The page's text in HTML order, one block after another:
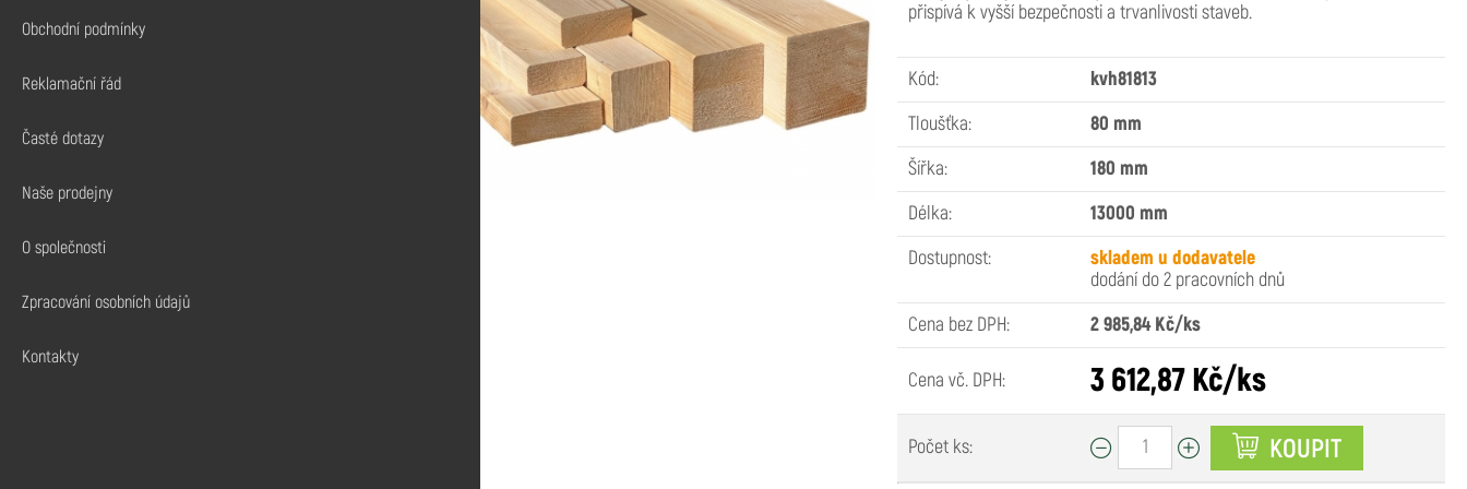
Palivo
Nátěry a impregnace
Dřevěné lišty
Lepidla a chemie
přispívá k vyšší bezpečnosti a trvanlivosti staveb.
Kód: kvh81813
Tloušťka: 80 mm
Šířka: 180 mm
Délka: 13000 mm
Dostupnost:
skladem u dodavatele
dodání do 2 pracovních dnů
Cena bez DPH: 2 985,84 Kč/ks
Cena vč. DPH: 3 612,87 Kč/ks
Počet ks: KOUPIT
Obchodní podmínky
Reklamační řád
Časté dotazy
Naše prodejny
O společnosti
Zpracování osobních údajů
Kontakty
Nátěry a impregnace
Dřevěné lišty
Lepidla a chemie
2